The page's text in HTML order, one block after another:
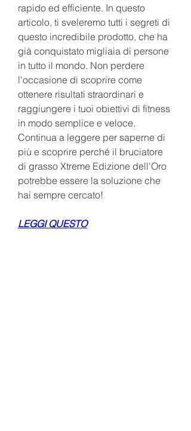
rapido ed efficiente. In questo
articolo, ti sveleremo tutti i segreti di
questo incredibile prodotto, che ha
già conquistato migliaia di persone
in tutto il mondo. Non perdere
l'occasione di scoprire come
ottenere risultati straordinari e
raggiungere i tuoi obiettivi di fitness
in modo semplice e veloce.
Continua a leggere per saperne di
più e scoprire perché il bruciatore
di grasso Xtreme Edizione dell'Oro
potrebbe essere la soluzione che
hai sempre cercato!
LEGGI QUESTO